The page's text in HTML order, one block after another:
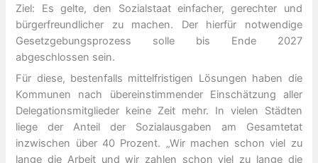
Ziel: Es gelte, den Sozialstaat einfacher, gerechter und
bürgerfreundlicher zu machen. Der hierfür notwendige
Gesetzgebungsprozess solle bis Ende 2027
abgeschlossen sein.
Für diese, bestenfalls mittelfristigen Lösungen haben die
Kommunen nach übereinstimmender Einschätzung aller
Delegationsmitglieder keine Zeit mehr. In vielen Städten
liege der Anteil der Sozialausgaben am Gesamtetat
inzwischen über 40 Prozent. „Wir machen schon viel zu
lange die Arbeit und wir zahlen schon viel zu lange die